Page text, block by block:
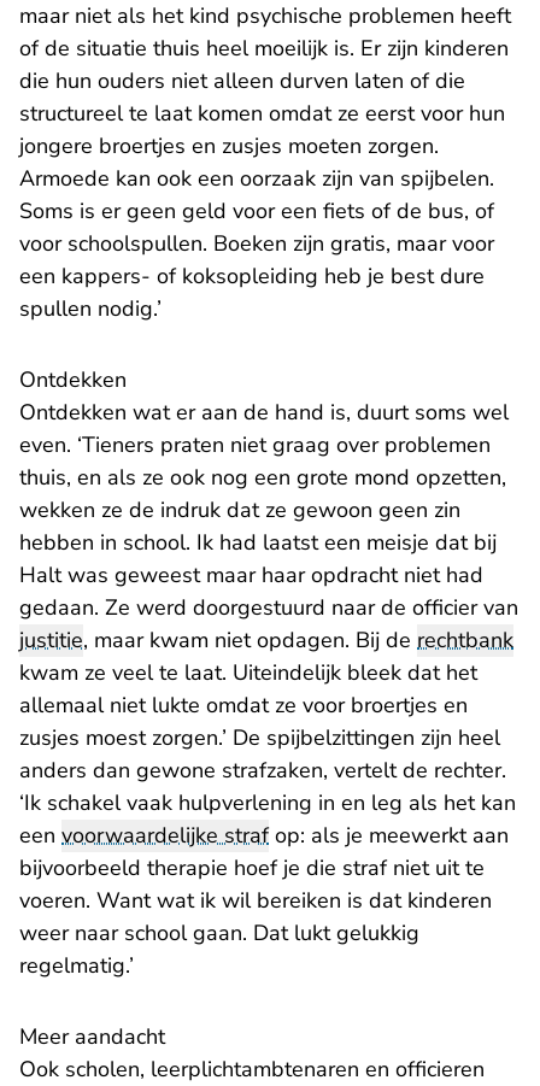
maar niet als het kind psychische problemen heeft
of de situatie thuis heel moeilijk is. Er zijn kinderen
die hun ouders niet alleen durven laten of die
structureel te laat komen omdat ze eerst voor hun
jongere broertjes en zusjes moeten zorgen.
Armoede kan ook een oorzaak zijn van spijbelen.
Soms is er geen geld voor een fiets of de bus, of
voor schoolspullen. Boeken zijn gratis, maar voor
een kappers- of koksopleiding heb je best dure
spullen nodig.’
Ontdekken
Ontdekken wat er aan de hand is, duurt soms wel
even. ‘Tieners praten niet graag over problemen
thuis, en als ze ook nog een grote mond opzetten,
wekken ze de indruk dat ze gewoon geen zin
hebben in school. Ik had laatst een meisje dat bij
Halt was geweest maar haar opdracht niet had
gedaan. Ze werd doorgestuurd naar de officier van
justitie, maar kwam niet opdagen. Bij de rechtbank
kwam ze veel te laat. Uiteindelijk bleek dat het
allemaal niet lukte omdat ze voor broertjes en
zusjes moest zorgen.’ De spijbelzittingen zijn heel
anders dan gewone strafzaken, vertelt de rechter.
‘Ik schakel vaak hulpverlening in en leg als het kan
een voorwaardelijke strafop: als je meewerkt aan
bijvoorbeeld therapie hoef je die straf niet uit te
voeren. Want wat ik wil bereiken is dat kinderen
weer naar school gaan. Dat lukt gelukkig
regelmatig.’
Meer aandacht
Ook scholen, leerplichtambtenaren en officieren